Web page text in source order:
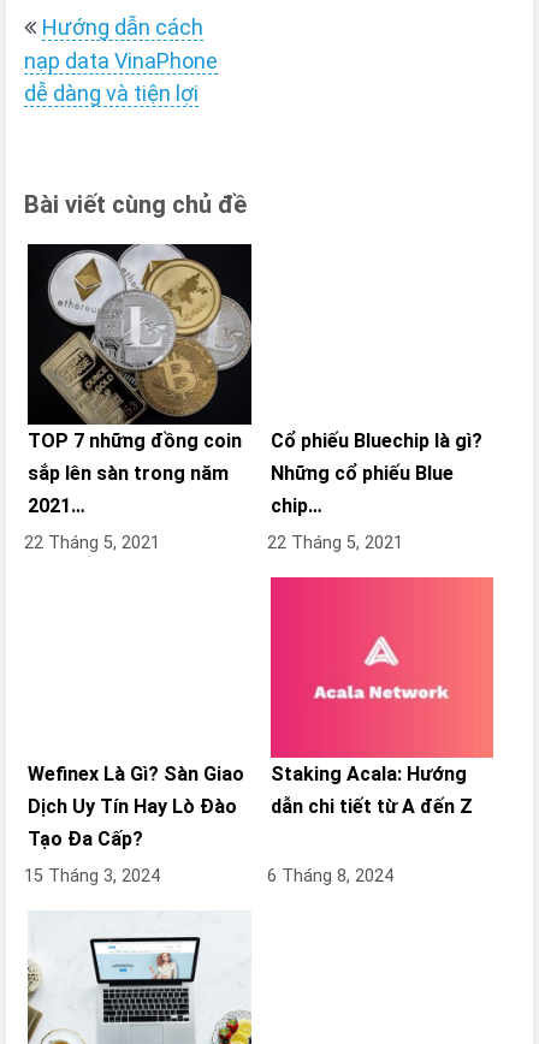
Điều
hướng
bài
Hướng dẫn cách
nạp data VinaPhone
dễ dàng và tiện lợi
Bài viết cùng chủ đề
TOP 7 những đồng coin
sắp lên sàn trong năm
2021…
22 Tháng 5, 2021
Cổ phiếu Bluechip là gì?
Những cổ phiếu Blue
chip…
22 Tháng 5, 2021
Wefinex Là Gì? Sàn Giao
Dịch Uy Tín Hay Lò Đào
Tạo Đa Cấp?
15 Tháng 3, 2024
Staking Acala: Hướng
dẫn chi tiết từ A đến Z
6 Tháng 8, 2024